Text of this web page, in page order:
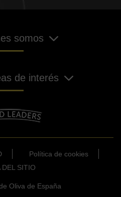
somos
de interés
Política de cookies
DEL SITIO
Oliva de España